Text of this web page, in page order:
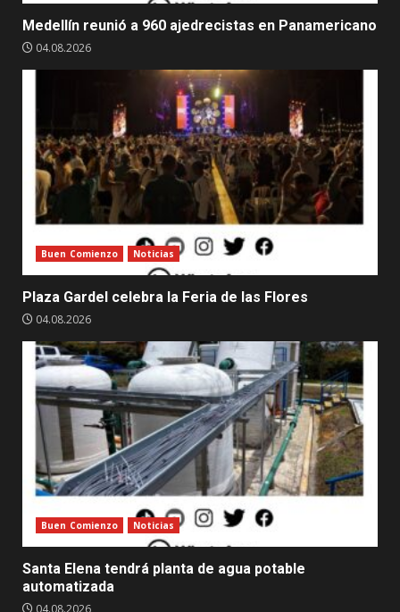
Medellín reunió a 960 ajedrecistas en Panamericano
04.08.2026
Buen Comienzo Noticias
Plaza Gardel celebra la Feria de las Flores
04.08.2026
Buen Comienzo Noticias
Santa Elena tendrá planta de agua potable
automatizada